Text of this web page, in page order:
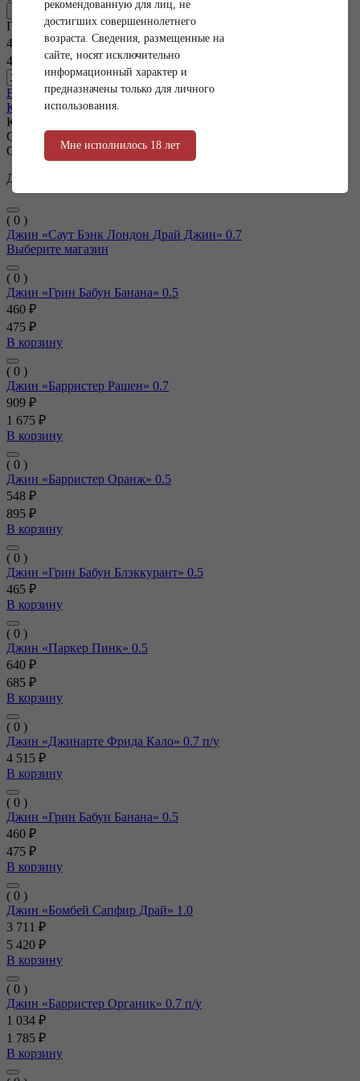
Добавить в избранное
Где купить?адреса магазинов
445 ₽
450 ₽
бут
В корзину
Купить в один клик
Категория товара:
Страна:
Описание
Джин "БРИДЖ ПАРК" 0,5
( 0 )
Джин «Саут Бэнк Лондон Драй Джин» 0.7
Выберите магазин
( 0 )
Джин «Грин Бабун Банана» 0.5
460 ₽
475 ₽
В корзину
( 0 )
Джин «Барристер Рашен» 0.7
909 ₽
1 675 ₽
В корзину
( 0 )
Джин «Барристер Оранж» 0.5
548 ₽
895 ₽
В корзину
( 0 )
Джин «Грин Бабун Блэккурант» 0.5
465 ₽
В корзину
( 0 )
Джин «Паркер Пинк» 0.5
640 ₽
685 ₽
В корзину
( 0 )
Джин «Джинарте Фрида Кало» 0.7 п/у
4 515 ₽
В корзину
( 0 )
Джин «Грин Бабун Банана» 0.5
460 ₽
475 ₽
В корзину
( 0 )
Джин «Бомбей Сапфир Драй» 1.0
3 711 ₽
5 420 ₽
В корзину
( 0 )
Джин «Барристер Органик» 0.7 п/у
1 034 ₽
1 785 ₽
В корзину
рекомендованную для лиц, не
достигших совершеннолетнего
возраста. Сведения, размещенные на
сайте, носят исключительно
информационный характер и
предназначены только для личного
использования.